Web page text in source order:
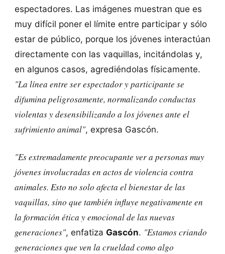
espectadores. Las imágenes muestran que es
muy difícil poner el límite entre participar y sólo
estar de público, porque los jóvenes interactúan
directamente con las vaquillas, incitándolas y,
en algunos casos, agrediéndolas físicamente.
"La línea entre ser espectador y participante se
difumina peligrosamente, normalizando conductas
violentas y desensibilizando a los jóvenes ante el
sufrimiento animal", expresa Gascón.
"Es extremadamente preocupante ver a personas muy
jóvenes involucradas en actos de violencia contra
animales. Esto no solo afecta el bienestar de las
vaquillas, sino que también influye negativamente en
la formación ética y emocional de las nuevas
generaciones", enfatiza Gascón. "Estamos criando
generaciones que ven la crueldad como algo